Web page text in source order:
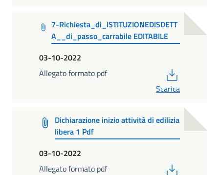
7-Richiesta_di_ISTITUZIONEDISDETT
A__di_passo_carrabile EDITABILE
03-10-2022
Allegato formato pdf
Scarica
Dichiarazione inizio attività di edilizia
libera 1 Pdf
03-10-2022
Allegato formato pdf